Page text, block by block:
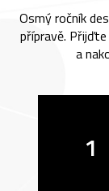
Osmý ročník
přípravě.
a
1